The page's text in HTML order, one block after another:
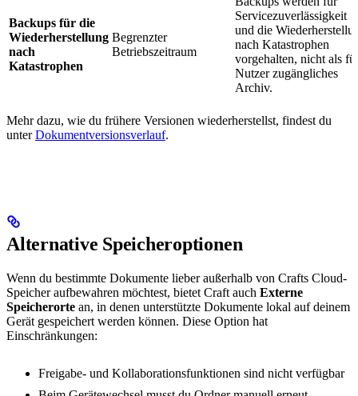
Backups für die
Wiederherstellung
nach
Katastrophen
Begrenzter
Betriebszeitraum
Servicezuverlässigkeit
und die
nach Katastrophen
vorgehalten, nicht als
Nutzer zugängliches
Archiv.
Mehr dazu, wie du frühere Versionen wiederherstellst, findest du
unterDokumentversionsverlauf.
Alternative Speicheroptionen
Wenn du bestimmte Dokumente lieber außerhalb von Crafts Cloud-
Speicher aufbewahren möchtest, bietet Craft auch Externe
Speicherorte an, in denen unterstützte Dokumente lokal auf deinem
Gerät gespeichert werden können. Diese Option hat
Einschränkungen:
Freigabe- und Kollaborationsfunktionen sind nicht verfügbar